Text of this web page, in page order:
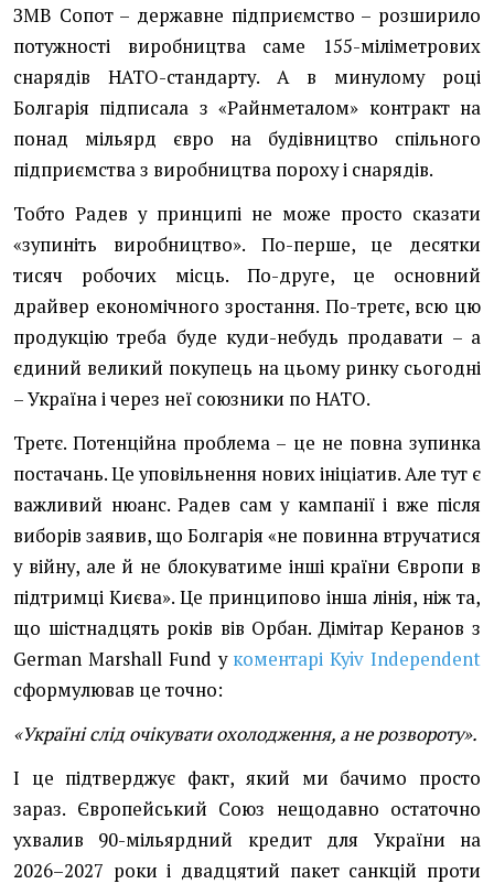
ЗМВ Сопот – державне підприємство – розширило
потужності виробництва саме 155-міліметрових
снарядів НАТО-стандарту. А в минулому році
Болгарія підписала з «Райнметалом» контракт на
понад мільярд євро на будівництво спільного
підприємства з виробництва пороху і снарядів.
Тобто Радев у принципі не може просто сказати
«зупиніть виробництво». По-перше, це десятки
тисяч робочих місць. По-друге, це основний
драйвер економічного зростання. По-третє, всю цю
продукцію треба буде куди-небудь продавати – а
єдиний великий покупець на цьому ринку сьогодні
– Україна і через неї союзники по НАТО.
Третє. Потенційна проблема – це не повна зупинка
постачань. Це уповільнення нових ініціатив. Але тут є
важливий нюанс. Радев сам у кампанії і вже після
виборів заявив, що Болгарія «не повинна втручатися
у війну, але й не блокуватиме інші країни Європи в
підтримці Києва». Це принципово інша лінія, ніж та,
що шістнадцять років вів Орбан. Дімітар Керанов з
German Marshall Fund у коментарі Kyiv Independent
сформулював це точно:
«Україні слід очікувати охолодження, а не розвороту».
І це підтверджує факт, який ми бачимо просто
зараз. Європейський Союз нещодавно остаточно
ухвалив 90-мільярдний кредит для України на
2026–2027 роки і двадцятий пакет санкцій проти